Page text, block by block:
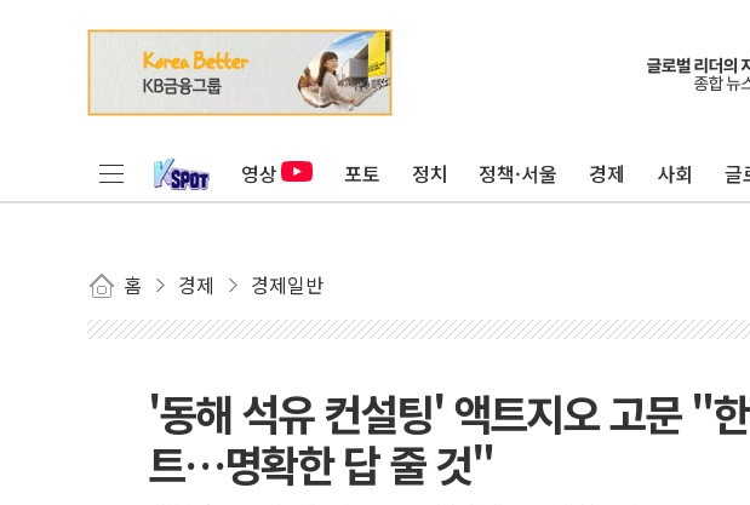
영상 포토 정치 정책·서울 경제 사회 글
홈 경제 경제일반
'동해 석유 컨설팅' 액트지오 고문 "
트…명확한 답 줄 것"